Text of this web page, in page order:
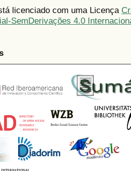
licenciado com uma Licença
SemDerivações 4.0